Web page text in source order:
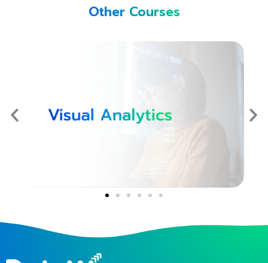
Other Courses